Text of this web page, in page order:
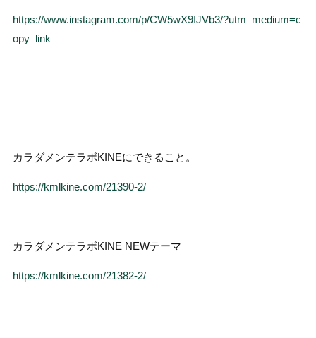
https://www.instagram.com/p/CW5wX9IJVb3/?utm_medium=c
opy_link
カラダメンテラボKINEにできること。
https://kmlkine.com/21390-2/
カラダメンテラボKINE NEWテーマ
https://kmlkine.com/21382-2/